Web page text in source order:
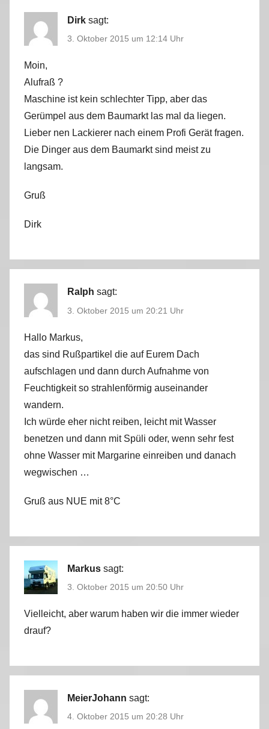
Dirk sagt:
3. Oktober 2015 um 12:14 Uhr
Moin,
Alufraß ?
Maschine ist kein schlechter Tipp, aber das
Gerümpel aus dem Baumarkt las mal da liegen.
Lieber nen Lackierer nach einem Profi Gerät fragen.
Die Dinger aus dem Baumarkt sind meist zu
langsam.
Gruß
Dirk
Ralph sagt:
3. Oktober 2015 um 20:21 Uhr
Hallo Markus,
das sind Rußpartikel die auf Eurem Dach
aufschlagen und dann durch Aufnahme von
Feuchtigkeit so strahlenförmig auseinander
wandern.
Ich würde eher nicht reiben, leicht mit Wasser
benetzen und dann mit Spüli oder, wenn sehr fest
ohne Wasser mit Margarine einreiben und danach
wegwischen …
Gruß aus NUE mit 8°C
Markus sagt:
3. Oktober 2015 um 20:50 Uhr
Vielleicht, aber warum haben wir die immer wieder
drauf?
MeierJohann sagt:
4. Oktober 2015 um 20:28 Uhr